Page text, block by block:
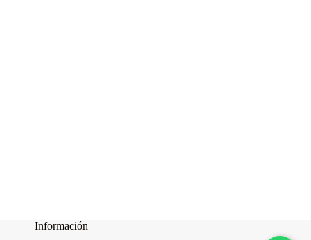
Información